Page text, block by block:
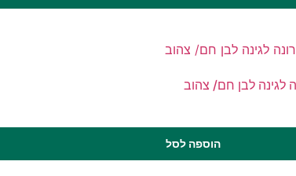
לגינה לבן חם/ צהוב
הוספה לסל